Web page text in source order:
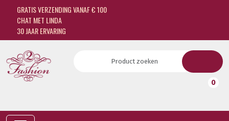
GRATIS VERZENDING VANAF € 100
CHAT MET LINDA
30 JAAR ERVARING
0